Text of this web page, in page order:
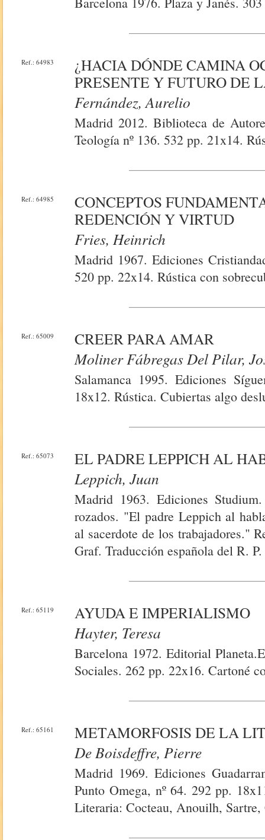
Ref.: 64983
¿HACIA DÓNDE CAMINA
PRESENTE Y FUTURO DE
Fernández, Aurelio
Madrid 2012. Biblioteca de
Teología nº 136. 532 pp. 21x14.
Ref.: 64985
CONCEPTOS
REDENCIÓN Y VIRTUD
Fries, Heinrich
Madrid 1967. Ediciones
520 pp. 22x14. Rústica con
Ref.: 65009
CREER PARA AMAR
Moliner Fábregas Del Pilar,
Salamanca 1995. Ediciones
18x12. Rústica. Cubiertas algo
Ref.: 65073
EL PADRE LEPPICH AL
Leppich, Juan
Madrid 1963. Ediciones
rozados. "El padre Leppich al
al sacerdote de los trabajadores."
Graf. Traducción española del R.
Ref.: 65119
AYUDA E IMPERIALISMO
Hayter, Teresa
Barcelona 1972. Editorial
Sociales. 262 pp. 22x16. Cartoné
Ref.: 65161
METAMORFOSIS DE LA
De Boisdeffre, Pierre
Madrid 1969. Ediciones
Punto Omega, nº 64. 292 pp.
Literaria: Cocteau, Anouilh, Sartre,